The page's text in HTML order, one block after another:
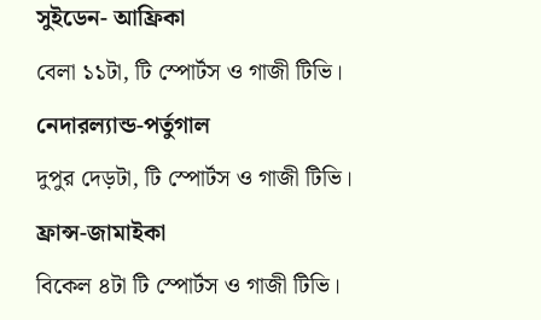
সুইডেন- আফ্রিকা
বেলা ১১টা, টি স্পোর্টস ও গাজী টিভি।
নেদারল্যান্ড-পর্তুগাল
দুপুর দেড়টা, টি স্পোর্টস ও গাজী টিভি।
ফ্রান্স-জামাইকা
বিকেল ৪টা টি স্পোর্টস ও গাজী টিভি।